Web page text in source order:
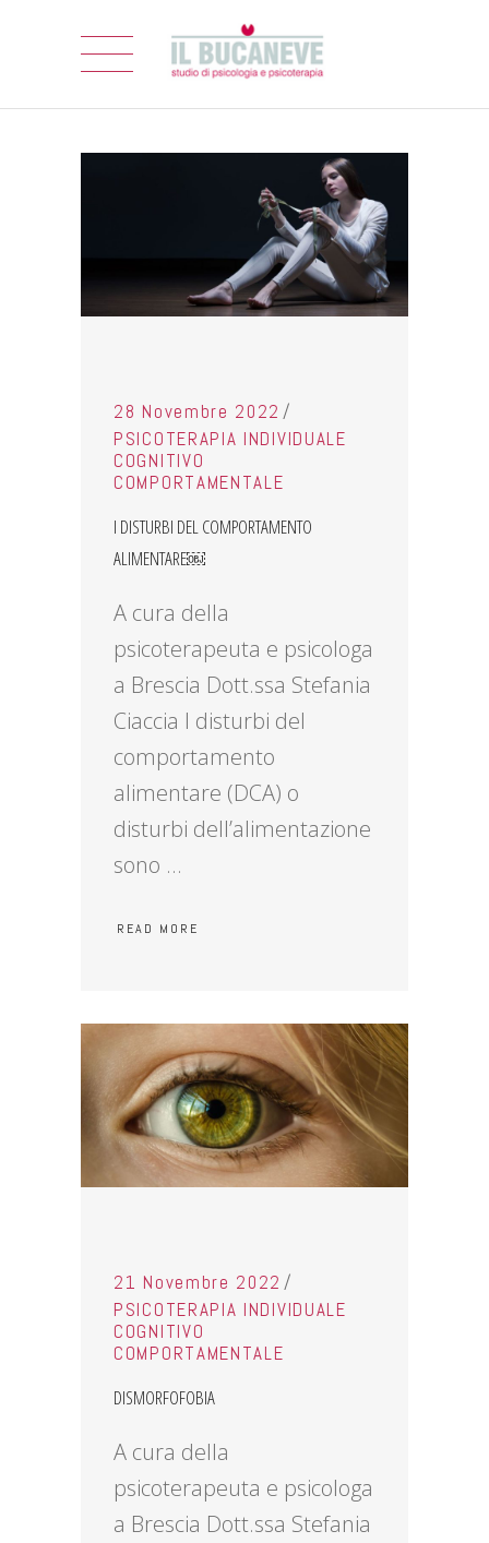
28 Novembre 2022
PSICOTERAPIA INDIVIDUALE
COGNITIVO
COMPORTAMENTALE
I DISTURBI DEL COMPORTAMENTO
ALIMENTARE￼
A cura della
psicoterapeuta e psicologa
a Brescia Dott.ssa Stefania
Ciaccia I disturbi del
comportamento
alimentare (DCA) o
disturbi dell’alimentazione
sono
READ MORE
21 Novembre 2022
PSICOTERAPIA INDIVIDUALE
COGNITIVO
COMPORTAMENTALE
DISMORFOFOBIA
A cura della
psicoterapeuta e psicologa
a Brescia Dott.ssa Stefania